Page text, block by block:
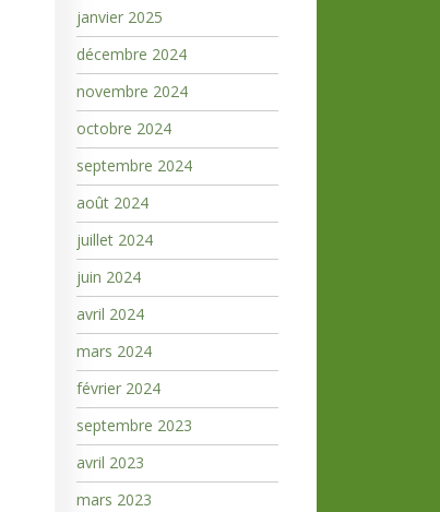
janvier 2025
décembre 2024
novembre 2024
octobre 2024
septembre 2024
août 2024
juillet 2024
juin 2024
avril 2024
mars 2024
février 2024
septembre 2023
avril 2023
mars 2023